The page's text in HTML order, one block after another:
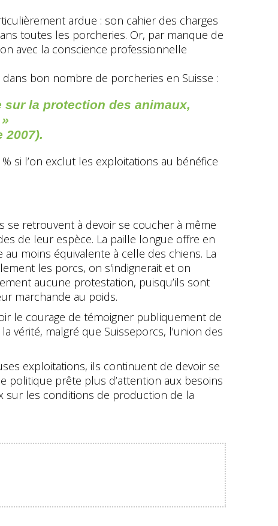
ardue : son cahier des charges
toutes les porcheries. Or, par manque de
avec la conscience professionnelle
bon nombre de porcheries en Suisse :
la protection des animaux,
2007).
si l’on exclut les exploitations au bénéfice
se retrouvent à devoir se coucher à même
de leur espèce. La paille longue offre en
moins équivalente à celle des chiens. La
les porcs, on s'indignerait et on
aucune protestation, puisqu’ils sont
marchande au poids.
le courage de témoigner publiquement de
vérité, malgré que Suisseporcs, l’union des
exploitations, ils continuent de devoir se
politique prête plus d’attention aux besoins
sur les conditions de production de la